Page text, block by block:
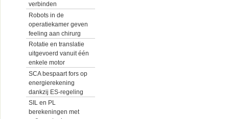
verbinden
Robots in de
operatiekamer geven
feeling aan chirurg
Rotatie en translatie
uitgevoerd vanuit één
enkele motor
SCA bespaart fors op
energierekening
dankzij ES-regeling
SIL en PL
berekeningen met